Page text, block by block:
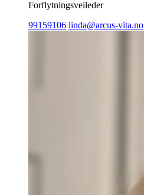
Forflytningsveileder
99159106 linda@arcus-vita.no